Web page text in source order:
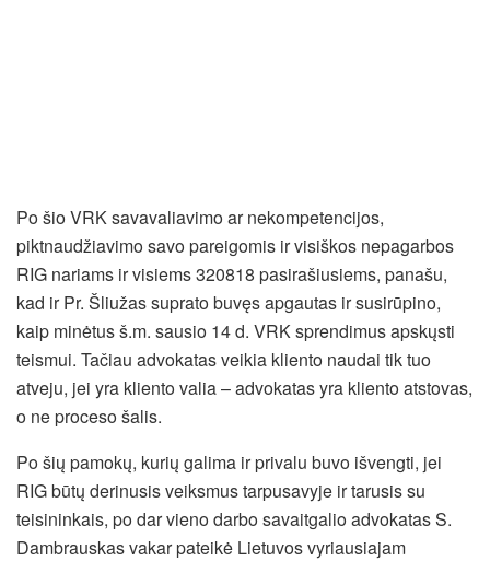
Po šio VRK savavaliavimo ar nekompetencijos,
piktnaudžiavimo savo pareigomis ir visiškos nepagarbos
RIG nariams ir visiems 320818 pasirašiusiems, panašu,
kad ir Pr. Šliužas suprato buvęs apgautas ir susirūpino,
kaip minėtus š.m. sausio 14 d. VRK sprendimus apskųsti
teismui. Tačiau advokatas veikia kliento naudai tik tuo
atveju, jei yra kliento valia – advokatas yra kliento atstovas,
o ne proceso šalis.
Po šių pamokų, kurių galima ir privalu buvo išvengti, jei
RIG būtų derinusis veiksmus tarpusavyje ir tarusis su
teisininkais, po dar vieno darbo savaitgalio advokatas S.
Dambrauskas vakar pateikė Lietuvos vyriausiajam